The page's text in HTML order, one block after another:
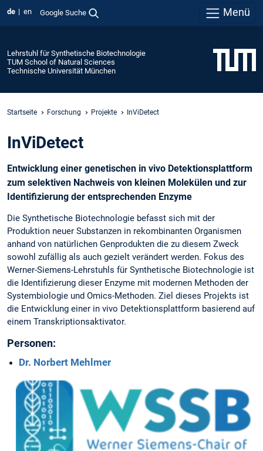
de en Google Suche Menü
Lehrstuhl für Synthetische Biotechnologie
TUM School of Natural Sciences
Technische Universität München
Startseite Forschung Projekte InViDetect
InViDetect
Entwicklung einer genetischen in vivo Detektionsplattform
zum selektiven Nachweis von kleinen Molekülen und zur
Identifizierung der entsprechenden Enzyme
Die Synthetische Biotechnologie befasst sich mit der
Produktion neuer Substanzen in rekombinanten Organismen
anhand von natürlichen Genprodukten die zu diesem Zweck
sowohl zufällig als auch gezielt verändert werden. Fokus des
Werner-Siemens-Lehrstuhls für Synthetische Biotechnologie ist
die Identifizierung dieser Enzyme mit modernen Methoden der
Systembiologie und Omics-Methoden. Ziel dieses Projekts ist
die Entwicklung einer in vivo Detektionsplattform basierend auf
einem Transkriptionsaktivator.
Personen:
Dr. Norbert Mehlmer
Fördergeber:
WSSB